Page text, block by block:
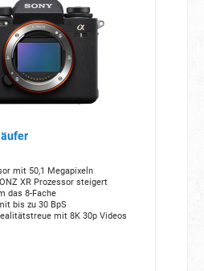
mit 50,1 Megapixeln
XR Prozessor steigert
das 8-Fache
bis zu 30 BpS
mit 8K 30p Videos